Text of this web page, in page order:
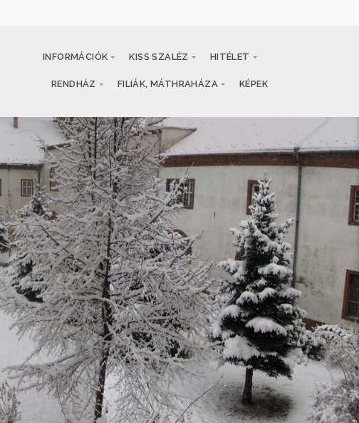
INFORMÁCIÓK KISS SZALÉZ HITÉLET
RENDHÁZ FILIÁK, MÁTHRAHÁZA KÉPEK